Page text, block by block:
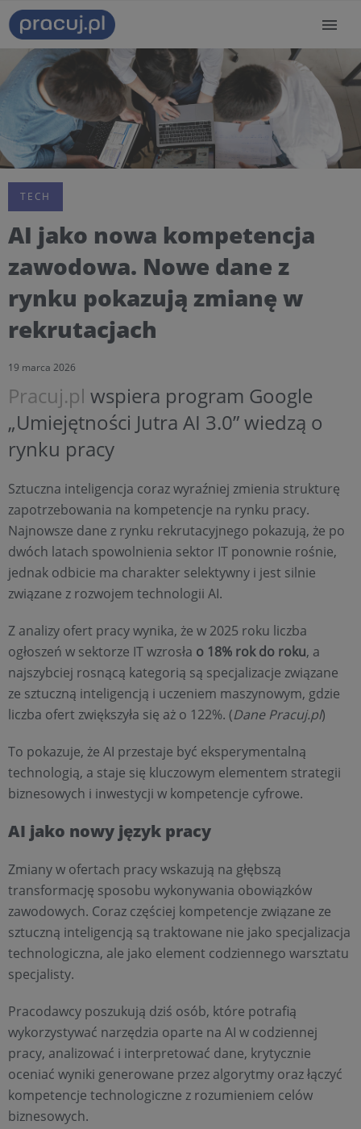
TECH
AI jako nowa kompetencja
zawodowa. Nowe dane z
rynku pokazują zmianę w
rekrutacjach
19 marca 2026
Pracuj.pl wspiera program Google
„Umiejętności Jutra AI 3.0” wiedzą o
rynku pracy
Sztuczna inteligencja coraz wyraźniej zmienia strukturę
zapotrzebowania na kompetencje na rynku pracy.
Najnowsze dane z rynku rekrutacyjnego pokazują, że po
dwóch latach spowolnienia sektor IT ponownie rośnie,
jednak odbicie ma charakter selektywny i jest silnie
związane z rozwojem technologii AI.
Z analizy ofert pracy wynika, że w 2025 roku liczba
ogłoszeń w sektorze IT wzrosła o 18% rok do roku, a
najszybciej rosnącą kategorią są specjalizacje związane
ze sztuczną inteligencją i uczeniem maszynowym, gdzie
liczba ofert zwiększyła się aż o 122%. (Dane Pracuj.pl)
To pokazuje, że AI przestaje być eksperymentalną
technologią, a staje się kluczowym elementem strategii
biznesowych i inwestycji w kompetencje cyfrowe.
AI jako nowy język pracy
Zmiany w ofertach pracy wskazują na głębszą
transformację sposobu wykonywania obowiązków
zawodowych. Coraz częściej kompetencje związane ze
sztuczną inteligencją są traktowane nie jako specjalizacja
technologiczna, ale jako element codziennego warsztatu
specjalisty.
Pracodawcy poszukują dziś osób, które potrafią
wykorzystywać narzędzia oparte na AI w codziennej
pracy, analizować i interpretować dane, krytycznie
oceniać wyniki generowane przez algorytmy oraz łączyć
kompetencje technologiczne z rozumieniem celów
biznesowych.